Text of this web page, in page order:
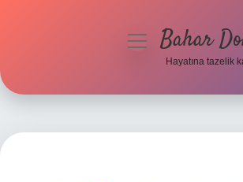
menüyüBahar
Hayatına tazelik